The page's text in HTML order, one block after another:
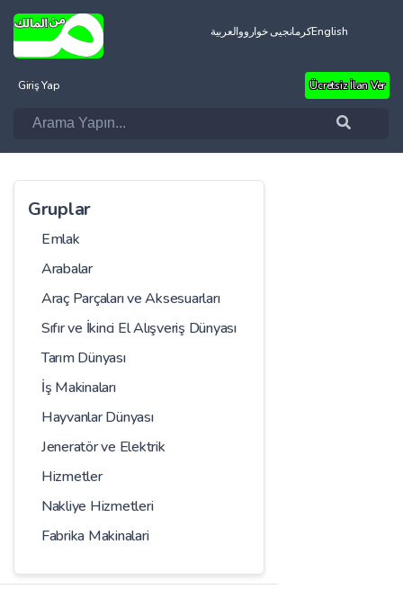
العربيةکرمانجیی خوارووEnglish
Giriş Yap Ücretsiz İlan Ver
Gruplar
Emlak
Arabalar
Araç Parçaları ve Aksesuarları
Sıfır ve İkinci El Alışveriş Dünyası
Tarım Dünyası
İş Makinaları
Hayvanlar Dünyası
Jeneratör ve Elektrik
Hizmetler
Nakliye Hizmetleri
Fabrika Makinalari